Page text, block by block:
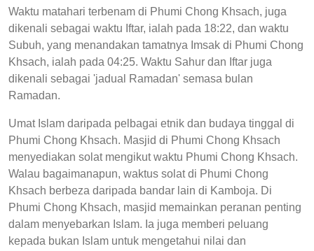
Waktu matahari terbenam di Phumi Chong Khsach, juga
dikenali sebagai waktu Iftar, ialah pada 18:22, dan waktu
Subuh, yang menandakan tamatnya Imsak di Phumi Chong
Khsach, ialah pada 04:25. Waktu Sahur dan Iftar juga
dikenali sebagai 'jadual Ramadan' semasa bulan
Ramadan.
Umat Islam daripada pelbagai etnik dan budaya tinggal di
Phumi Chong Khsach. Masjid di Phumi Chong Khsach
menyediakan solat mengikut waktu Phumi Chong Khsach.
Walau bagaimanapun, waktus solat di Phumi Chong
Khsach berbeza daripada bandar lain di Kamboja. Di
Phumi Chong Khsach, masjid memainkan peranan penting
dalam menyebarkan Islam. Ia juga memberi peluang
kepada bukan Islam untuk mengetahui nilai dan